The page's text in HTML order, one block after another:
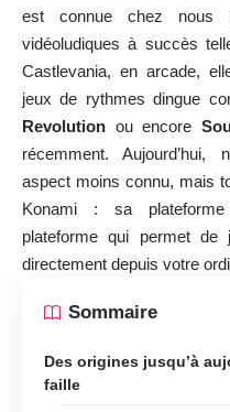
est connue chez nous
vidéoludiques à succès
Castlevania, en arcade,
jeux de rythmes dingue
Revolution ou encore
récemment.
aspect moins connu, mais
Konami : sa
plateforme qui permet de
directement depuis votre
Sommaire
Des origines jusqu’à
faille